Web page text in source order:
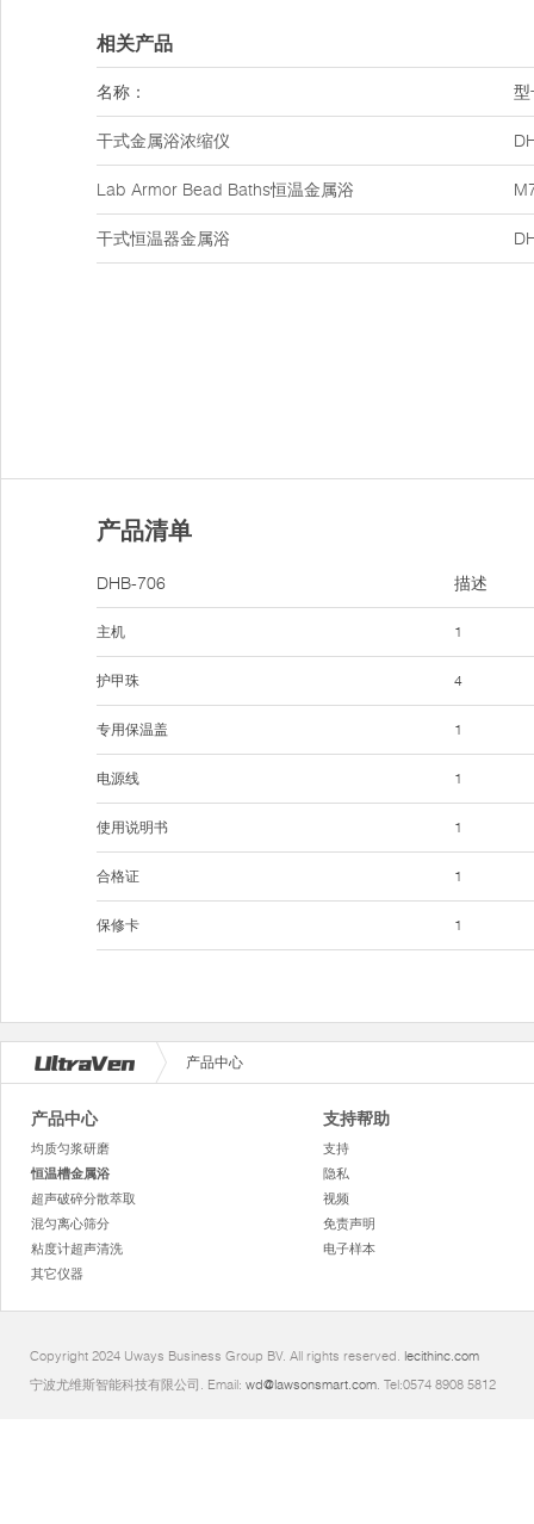
相关产品
名称： 型
干式金属浴浓缩仪
Lab Armor Bead Baths恒温金属浴
干式恒温器金属浴
产品清单
DHB-706
主机
护甲珠
专用保温盖
电源线
使用说明书
合格证
保修卡
描述
1
4
1
1
1
1
1
产品中心
产品中心
均质匀浆研磨
恒温槽金属浴
超声破碎分散萃取
混匀离心筛分
粘度计超声清洗
其它仪器
支持帮助
支持
隐私
视频
免责声明
电子样本
Copyright 2024 Uways Business Group BV. All rights reserved. lecithinc.com
宁波尤维斯智能科技有限公司. Email: wd@lawsonsmart.com. Tel:0574 8908 5812